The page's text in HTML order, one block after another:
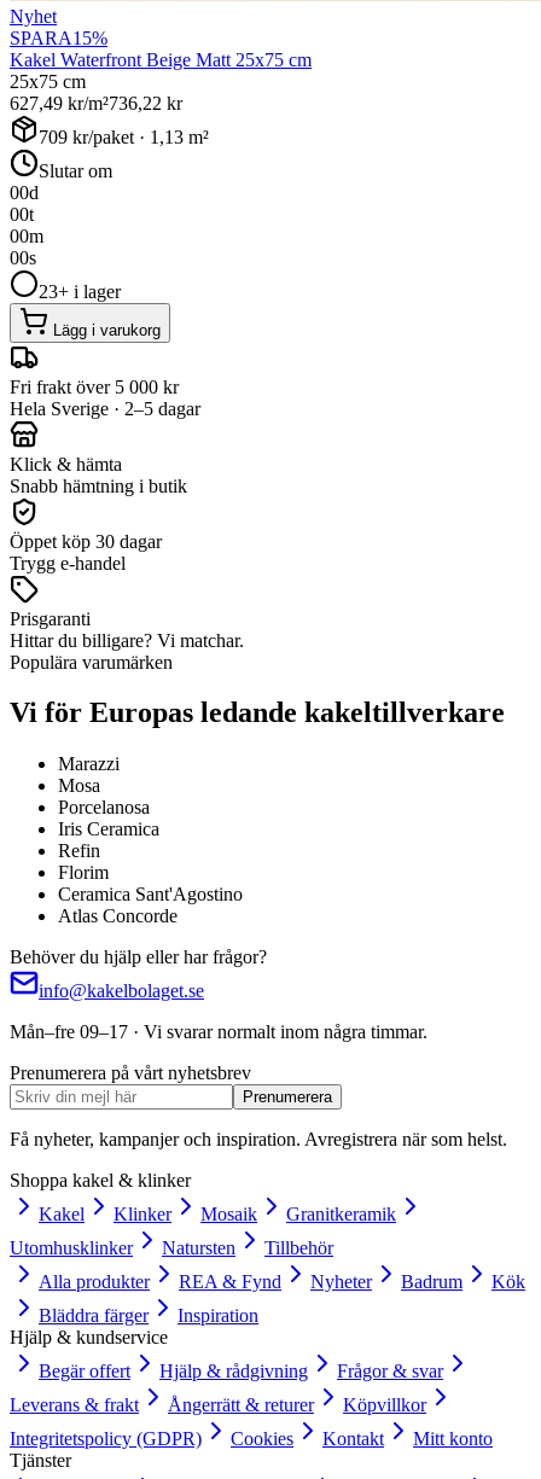
Nyhet
SPARA15%
Kakel Waterfront Beige Matt 25x75 cm
25x75 cm
627,49 kr/m²736,22 kr
709 kr/paket · 1,13 m²
Slutar om
00d
00t
00m
00s
23+ i lager
Lägg i varukorg
Fri frakt över 5 000 kr
Hela Sverige · 2–5 dagar
Klick & hämta
Snabb hämtning i butik
Öppet köp 30 dagar
Trygg e-handel
Prisgaranti
Hittar du billigare? Vi matchar.
Populära varumärken
Vi för Europas ledande kakeltillverkare
Marazzi
Mosa
Porcelanosa
Iris Ceramica
Refin
Florim
Ceramica Sant'Agostino
Atlas Concorde
Behöver du hjälp eller har frågor?
info@kakelbolaget.se
Mån–fre 09–17 · Vi svarar normalt inom några timmar.
Prenumerera på vårt nyhetsbrev
Prenumerera
Få nyheter, kampanjer och inspiration. Avregistrera när som helst.
Shoppa kakel & klinker
Kakel
Klinker Mosaik
Granitkeramik
Utomhusklinker
Natursten
Tillbehör
Alla produkter
REA & Fynd Nyheter Badrum
Kök
Bläddra färger
Inspiration
Hjälp & kundservice
Begär offert
Hjälp & rådgivning
Frågor & svar
Leverans & frakt
Ångerrätt & returer
Köpvillkor
Integritetspolicy (GDPR)
Cookies Kontakt
Mitt konto
Tjänster